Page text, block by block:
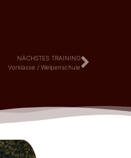
NÄCHSTES TRAINING
Vorklasse / Welpenschule